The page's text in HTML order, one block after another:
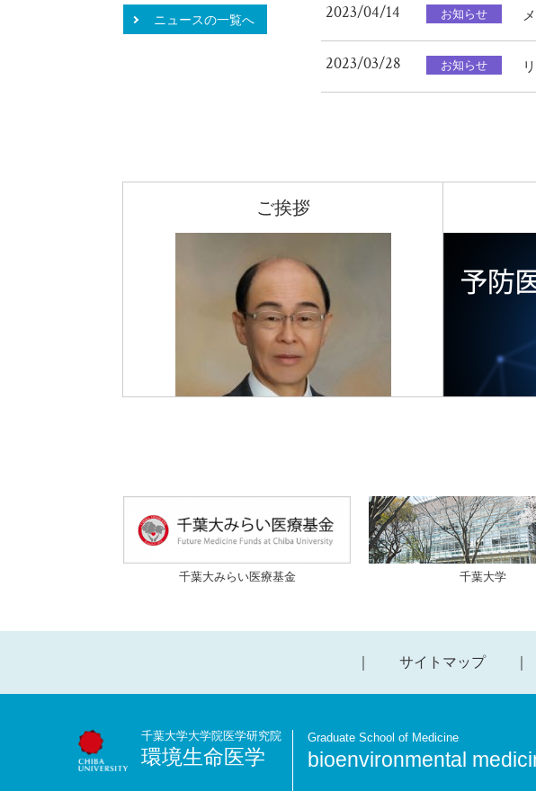
ニュースの一覧へ 2023/04/14 お知らせ
2023/03/28 お知らせ
ご挨拶
千葉大みらい医療基金 千葉大学
サイトマップ
千葉大学大学院医学研究院
環境生命医学
Graduate School of Medicine
bioenvironmental